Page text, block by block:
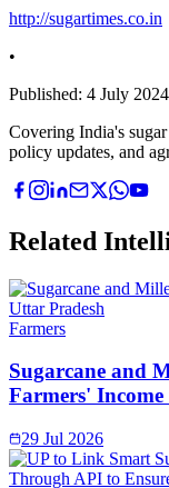
http://sugartimes.co.in
•
Published: 4 July 2024
Covering India's
policy updates, and
Related
Farmers
Sugarcane and
Farmers'
29 Jul 2026